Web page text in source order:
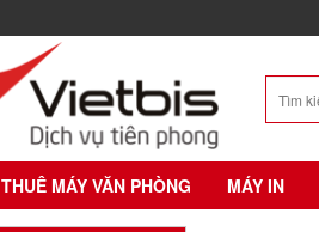
THUÊ MÁY VĂN PHÒNG MÁY IN